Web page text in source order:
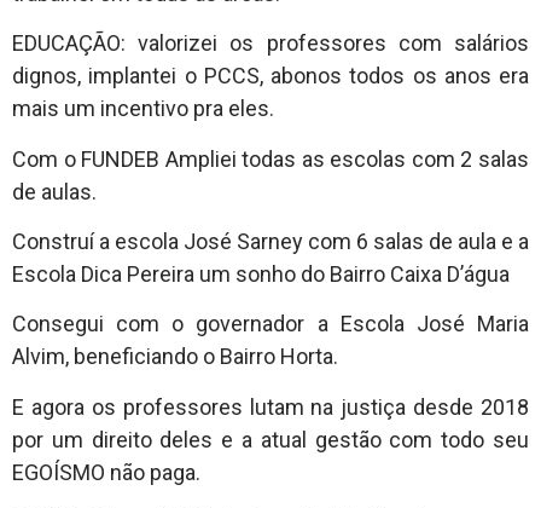
EDUCAÇÃO: valorizei os professores com salários
dignos, implantei o PCCS, abonos todos os anos era
mais um incentivo pra eles.
Com o FUNDEB Ampliei todas as escolas com 2 salas
de aulas.
Construí a escola José Sarney com 6 salas de aula e a
Escola Dica Pereira um sonho do Bairro Caixa D’água
Consegui com o governador a Escola José Maria
Alvim, beneficiando o Bairro Horta.
E agora os professores lutam na justiça desde 2018
por um direito deles e a atual gestão com todo seu
EGOÍSMO não paga.